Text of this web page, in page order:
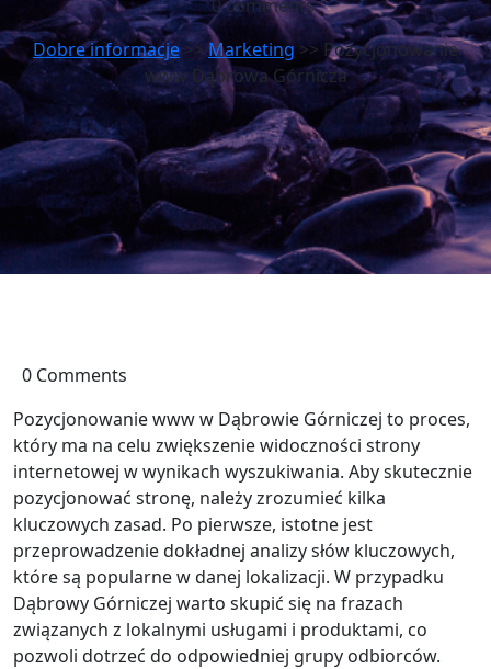
0 comments
Dobre informacje >> Marketing>> Pozycjonowanie
www Dąbrowa Górnicza
0 Comments
Pozycjonowanie www w Dąbrowie Górniczej to proces,
który ma na celu zwiększenie widoczności strony
internetowej w wynikach wyszukiwania. Aby skutecznie
pozycjonować stronę, należy zrozumieć kilka
kluczowych zasad. Po pierwsze, istotne jest
przeprowadzenie dokładnej analizy słów kluczowych,
które są popularne w danej lokalizacji. W przypadku
Dąbrowy Górniczej warto skupić się na frazach
związanych z lokalnymi usługami i produktami, co
pozwoli dotrzeć do odpowiedniej grupy odbiorców.